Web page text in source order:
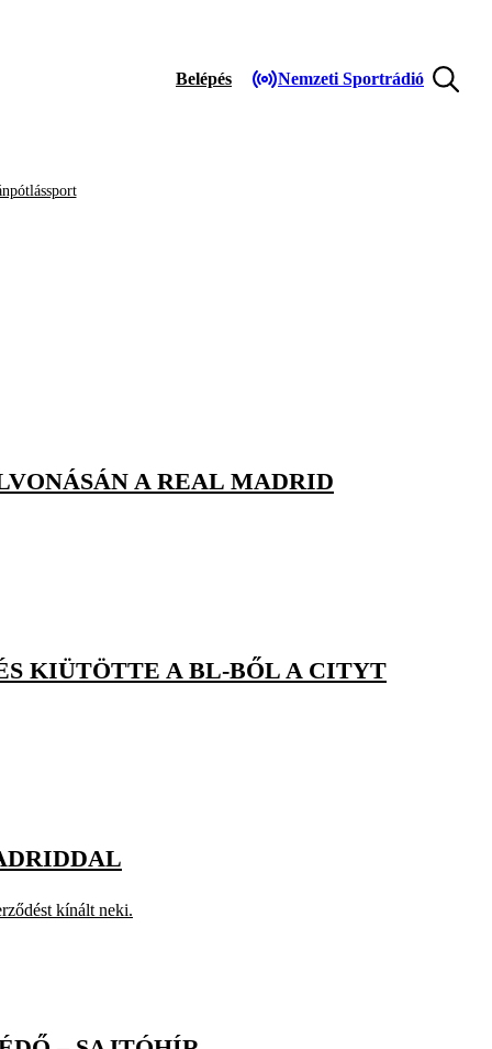
Belépés Nemzeti Sportrádió
A REAL MADRID
KIÜTÖTTE A BL-BŐL A CITYT
kínált neki.